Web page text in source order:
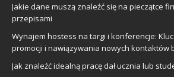
Jakie dane muszą znaleźć się na pieczątce
przepisami
Wynajem hostess na targi i konferencje:
promocji i nawiązywania nowych kontaktów
Jak znaleźć idealną pracę dał ucznia lub